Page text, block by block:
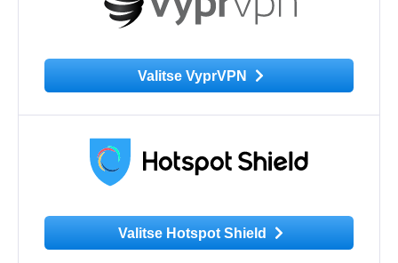
Valitse VyprVPN
Valitse Hotspot Shield